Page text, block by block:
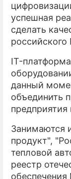
успешная
сделать
российского
IT-
данный
объединить
Занимаются
продукт",
тепловой
реестр